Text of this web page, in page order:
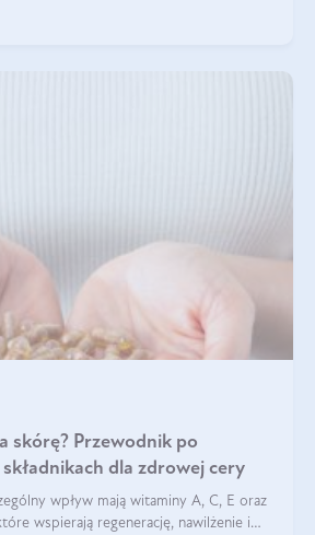
skórę? Przewodnik po
dla zdrowej cery
wpływ mają witaminy A, C, E oraz
wspierają regenerację, nawilżenie i